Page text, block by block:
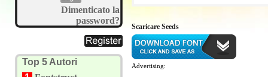
Dimenticato la
password?
Top 5 Autori
Scaricare Seeds
Advertising: